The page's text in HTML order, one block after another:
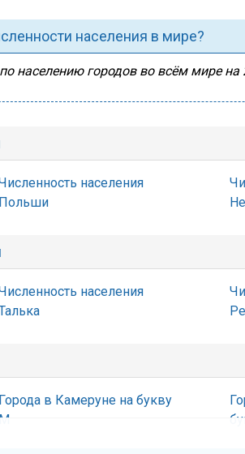
населения в мире?
населению городов во всём мире на
населения
Польши
населения
Города в Камеруне на букву
М